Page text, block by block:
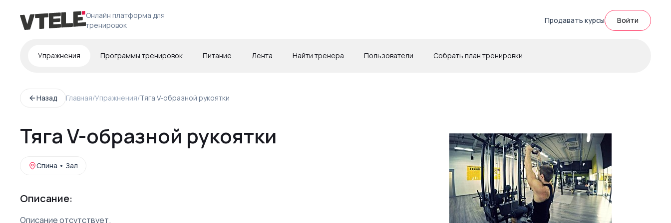
Онлайн платформа для
тренировок
Продавать курсы Войти
Упражнения Программы тренировок Питание Лента Найти тренера Пользователи Собрать план тренировки
Назад Главная/Упражнения/Тяга V-образной рукоятки
Тяга V-образной рукоятки
Спина • Зал
Описание:
Описание отсутствует.